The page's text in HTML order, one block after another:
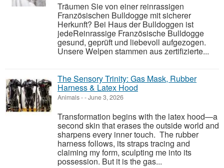
Träumen Sie von einer reinrassigen
Französischen Bulldogge mit sicherer
Herkunft? Bei Haus der Bulldoggen ist
jedeReinrassige Französische Bulldogge
gesund, geprüft und liebevoll aufgezogen.
Unsere Welpen stammen aus zertifizierte...
The Sensory Trinity: Gas Mask, Rubber
Harness & Latex Hood
Animals--June 3, 2026
Transformation begins with the latex hood—a
second skin that erases the outside world and
sharpens every inner touch. The rubber
harness follows, its straps tracing and
claiming my form, sculpting me into its
possession. But it is the gas...